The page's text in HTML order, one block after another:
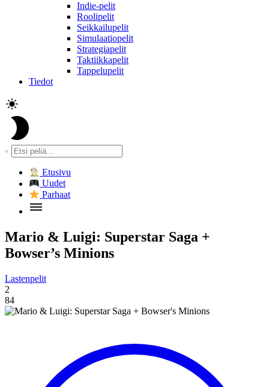
Indie-pelit
Roolipelit
Seikkailupelit
Simulaatiopelit
Strategiapelit
Taktiikkapelit
Tappelupelit
Tiedot
Etusivu
Uudet
Parhaat
Mario & Luigi: Superstar Saga +
Bowser’s Minions
Lastenpelit
2
84